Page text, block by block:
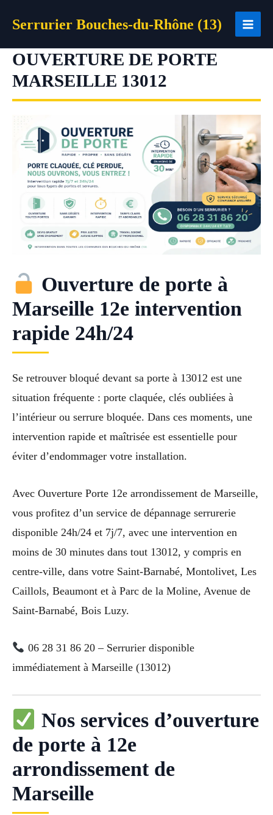
Serrurier Bouches-du-Rhône (13)
OUVERTURE DE PORTE
MARSEILLE 13012
Ouverture de porte à
Marseille 12e intervention
rapide 24h/24
Se retrouver bloqué devant sa porte à 13012 est une
situation fréquente : porte claquée, clés oubliées à
l’intérieur ou serrure bloquée. Dans ces moments, une
intervention rapide et maîtrisée est essentielle pour
éviter d’endommager votre installation.
Avec Ouverture Porte 12e arrondissement de Marseille,
vous profitez d’un service de dépannage serrurerie
disponible 24h/24 et 7j/7, avec une intervention en
moins de 30 minutes dans tout 13012, y compris en
centre-ville, dans votre Saint-Barnabé, Montolivet, Les
Caillols, Beaumont et à Parc de la Moline, Avenue de
Saint-Barnabé, Bois Luzy.
06 28 31 86 20 – Serrurier disponible
immédiatement à Marseille (13012)
Nos services d’ouverture
de porte à 12e
arrondissement de
Marseille